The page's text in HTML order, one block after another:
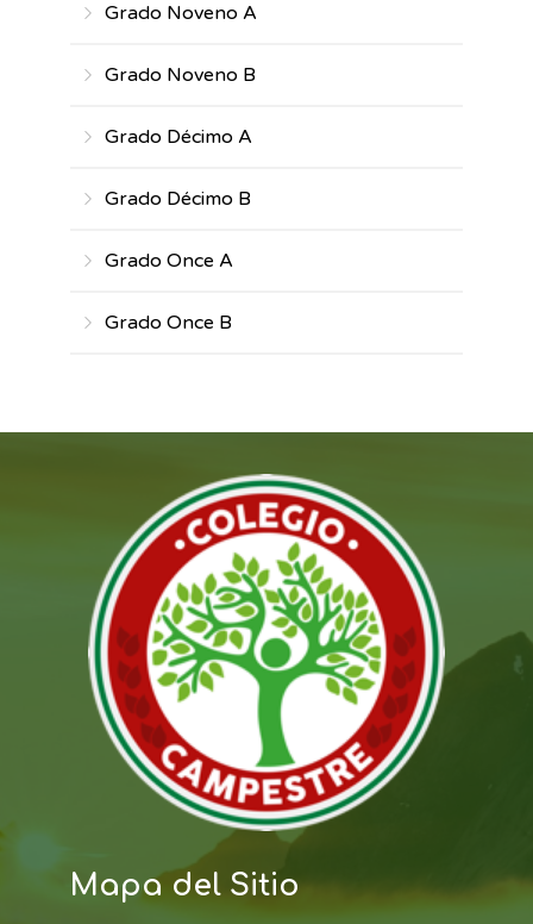
Grado Noveno A
Grado Noveno B
Grado Décimo A
Grado Décimo B
Grado Once A
Grado Once B
Mapa del Sitio